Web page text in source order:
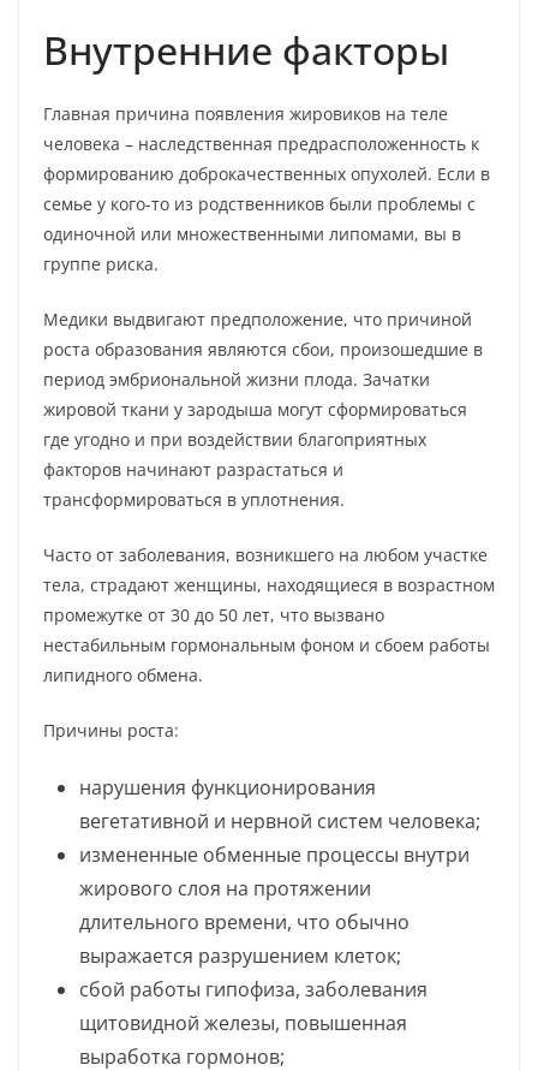
Внутренние факторы
Главная причина появления жировиков на теле
человека – наследственная предрасположенность к
формированию доброкачественных опухолей. Если в
семье у кого-то из родственников были проблемы с
одиночной или множественными липомами, вы в
группе риска.
Медики выдвигают предположение, что причиной
роста образования являются сбои, произошедшие в
период эмбриональной жизни плода. Зачатки
жировой ткани у зародыша могут сформироваться
где угодно и при воздействии благоприятных
факторов начинают разрастаться и
трансформироваться в уплотнения.
Часто от заболевания, возникшего на любом участке
тела, страдают женщины, находящиеся в возрастном
промежутке от 30 до 50 лет, что вызвано
нестабильным гормональным фоном и сбоем работы
липидного обмена.
Причины роста:
нарушения функционирования
вегетативной и нервной систем человека;
измененные обменные процессы внутри
жирового слоя на протяжении
длительного времени, что обычно
выражается разрушением клеток;
сбой работы гипофиза, заболевания
щитовидной железы, повышенная
выработка гормонов;